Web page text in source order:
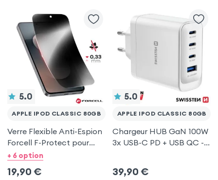
5.0
APPLE IPOD CLASSIC 80GB
Verre Flexible Anti-Espion
Forcell F-Protect pour
Apple iPod Classic 80Gb
+ 6 option
19,90 €
5.0
APPLE IPOD CLASSIC 80GB
Chargeur HUB GaN 100W
3x USB-C PD + USB QC -
39,90 €